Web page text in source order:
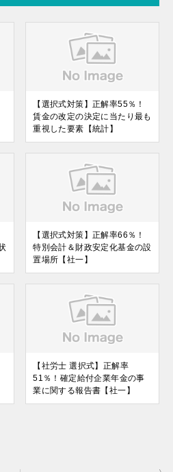
【選択式対策】正解率55％！
賃金の改定の決定に当たり最も
重視した要素【統計】
【選択式対策】正解率66％！
特別会計＆財政安定化基金の設
置場所【社一】
【社労士 選択式】正解率
51％！確定給付企業年金の事
業に関する報告書【社一】